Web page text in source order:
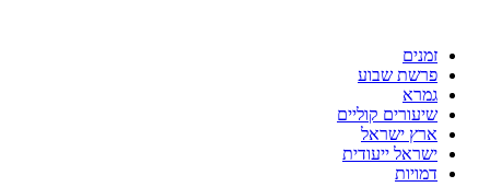
זמנים
פרשת שבוע
גמרא
שיעורים קוליים
ארץ ישראל
ישראל ייעודית
דמויות